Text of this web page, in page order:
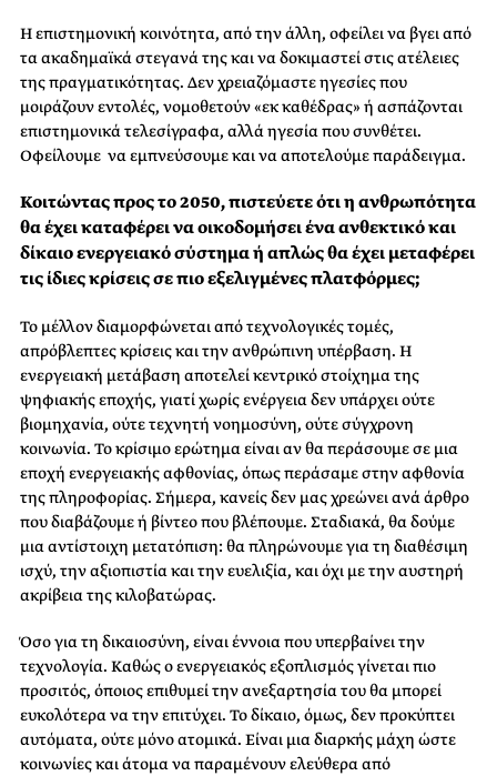
Η επιστημονική κοινότητα, από την άλλη, οφείλει να βγει από
τα ακαδημαϊκά στεγανά της και να δοκιμαστεί στις ατέλειες
της πραγματικότητας. Δεν χρειαζόμαστε ηγεσίες που
μοιράζουν εντολές, νομοθετούν «εκ καθέδρας» ή ασπάζονται
επιστημονικά τελεσίγραφα, αλλά ηγεσία που συνθέτει.
Οφείλουμε να εμπνεύσουμε και να αποτελούμε παράδειγμα.
Κοιτώντας προς το 2050, πιστεύετε ότι η ανθρωπότητα
θα έχει καταφέρει να οικοδομήσει ένα ανθεκτικό και
δίκαιο ενεργειακό σύστημα ή απλώς θα έχει μεταφέρει
τις ίδιες κρίσεις σε πιο εξελιγμένες πλατφόρμες;
Το μέλλον διαμορφώνεται από τεχνολογικές τομές,
απρόβλεπτες κρίσεις και την ανθρώπινη υπέρβαση. Η
ενεργειακή μετάβαση αποτελεί κεντρικό στοίχημα της
ψηφιακής εποχής, γιατί χωρίς ενέργεια δεν υπάρχει ούτε
βιομηχανία, ούτε τεχνητή νοημοσύνη, ούτε σύγχρονη
κοινωνία. Το κρίσιμο ερώτημα είναι αν θα περάσουμε σε μια
εποχή ενεργειακής αφθονίας, όπως περάσαμε στην αφθονία
της πληροφορίας. Σήμερα, κανείς δεν μας χρεώνει ανά άρθρο
που διαβάζουμε ή βίντεο που βλέπουμε. Σταδιακά, θα δούμε
μια αντίστοιχη μετατόπιση: θα πληρώνουμε για τη διαθέσιμη
ισχύ, την αξιοπιστία και την ευελιξία, και όχι με την αυστηρή
ακρίβεια της κιλοβατώρας.
Όσο για τη δικαιοσύνη, είναι έννοια που υπερβαίνει την
τεχνολογία. Καθώς ο ενεργειακός εξοπλισμός γίνεται πιο
προσιτός, όποιος επιθυμεί την ανεξαρτησία του θα μπορεί
ευκολότερα να την επιτύχει. Το δίκαιο, όμως, δεν προκύπτει
αυτόματα, ούτε μόνο ατομικά. Είναι μια διαρκής μάχη ώστε
κοινωνίες και άτομα να παραμένουν ελεύθερα από